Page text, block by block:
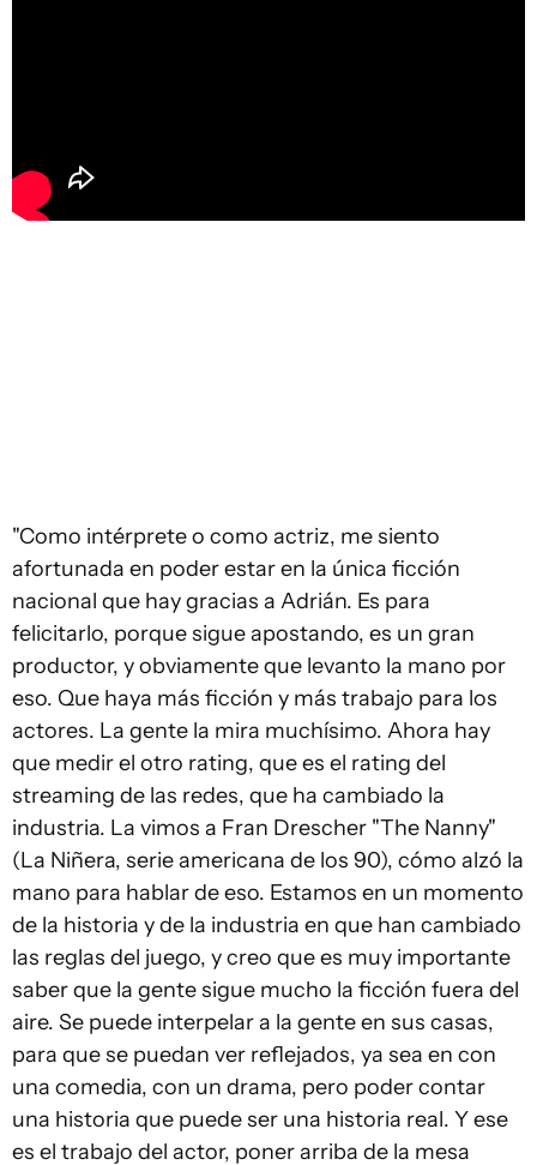
"Como intérprete o como actriz, me siento
afortunada en poder estar en la única ficción
nacional que hay gracias a Adrián. Es para
felicitarlo, porque sigue apostando, es un gran
productor, y obviamente que levanto la mano por
eso. Que haya más ficción y más trabajo para los
actores. La gente la mira muchísimo. Ahora hay
que medir el otro rating, que es el rating del
streaming de las redes, que ha cambiado la
industria. La vimos a Fran Drescher "The Nanny"
(La Niñera, serie americana de los 90), cómo alzó la
mano para hablar de eso. Estamos en un momento
de la historia y de la industria en que han cambiado
las reglas del juego, y creo que es muy importante
saber que la gente sigue mucho la ficción fuera del
aire. Se puede interpelar a la gente en sus casas,
para que se puedan ver reflejados, ya sea en con
una comedia, con un drama, pero poder contar
una historia que puede ser una historia real. Y ese
es el trabajo del actor, poner arriba de la mesa